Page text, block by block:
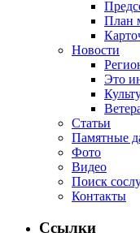
План
Новости
Это
Статьи
Памятные
Фото
Видео
Поиск
Контакты
Ссылки